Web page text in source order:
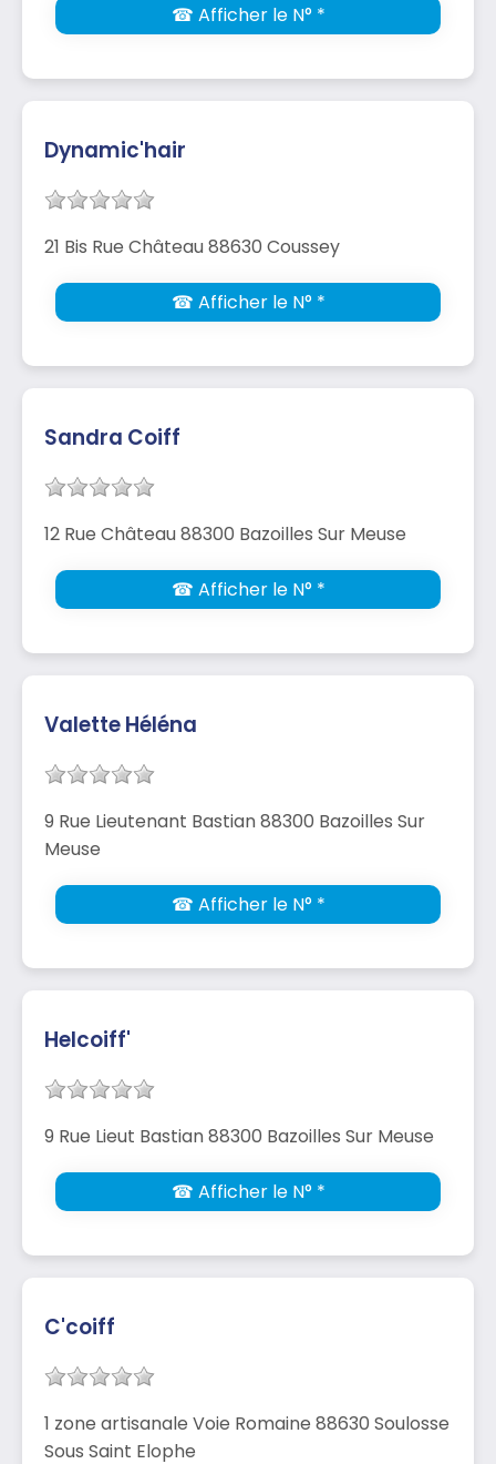
☎ Afficher le N° *
Dynamic'hair
21 Bis Rue Château 88630 Coussey
☎ Afficher le N° *
Sandra Coiff
12 Rue Château 88300 Bazoilles Sur Meuse
☎ Afficher le N° *
Valette Héléna
9 Rue Lieutenant Bastian 88300 Bazoilles Sur
Meuse
☎ Afficher le N° *
Helcoiff'
9 Rue Lieut Bastian 88300 Bazoilles Sur Meuse
☎ Afficher le N° *
C'coiff
1 zone artisanale Voie Romaine 88630 Soulosse
Sous Saint Elophe